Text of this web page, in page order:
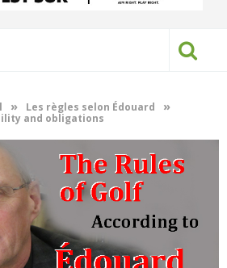
» Les règles selon Édouard »
and obligations